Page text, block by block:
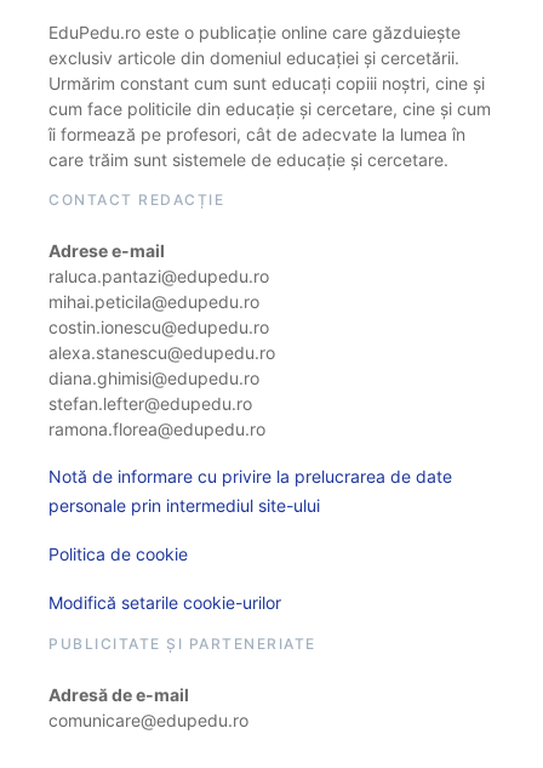
EduPedu.ro este o publicație online care găzduiește
exclusiv articole din domeniul educației și cercetării.
Urmărim constant cum sunt educați copiii noștri, cine și
cum face politicile din educație și cercetare, cine și cum
îi formează pe profesori, cât de adecvate la lumea în
care trăim sunt sistemele de educație și cercetare.
CONTACT REDACȚIE
Adrese e-mail
raluca.pantazi@edupedu.ro
mihai.peticila@edupedu.ro
costin.ionescu@edupedu.ro
alexa.stanescu@edupedu.ro
diana.ghimisi@edupedu.ro
stefan.lefter@edupedu.ro
ramona.florea@edupedu.ro
Notă de informare cu privire la prelucrarea de date
personale prin intermediul site-ului
Politica de cookie
Modifică setarile cookie-urilor
PUBLICITATE ȘI PARTENERIATE
Adresă de e-mail
comunicare@edupedu.ro